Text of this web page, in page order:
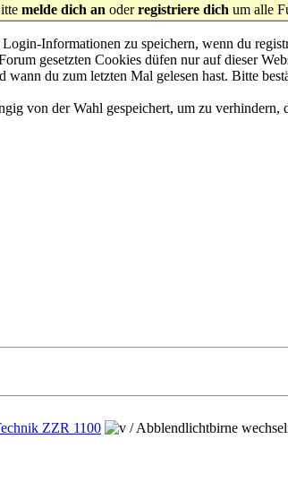
melde dich an oderregistriere dich um alle
Informationen zu speichern, wenn du
gesetzten Cookies düfen nur auf dieser
wann du zum letzten Mal gelesen hast. Bitte
von der Wahl gespeichert, um zu
ZZR 1100 /Abblendlichtbirne